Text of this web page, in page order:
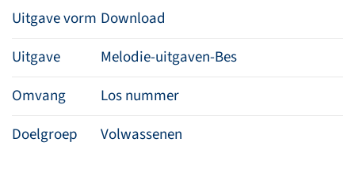
Uitgave vorm Download
Uitgave
Melodie-uitgaven-Bes
Omvang
Los nummer
Doelgroep
Volwassenen